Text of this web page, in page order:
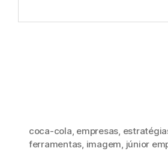
coca-cola, empresas,
ferramentas, imagem, júnior